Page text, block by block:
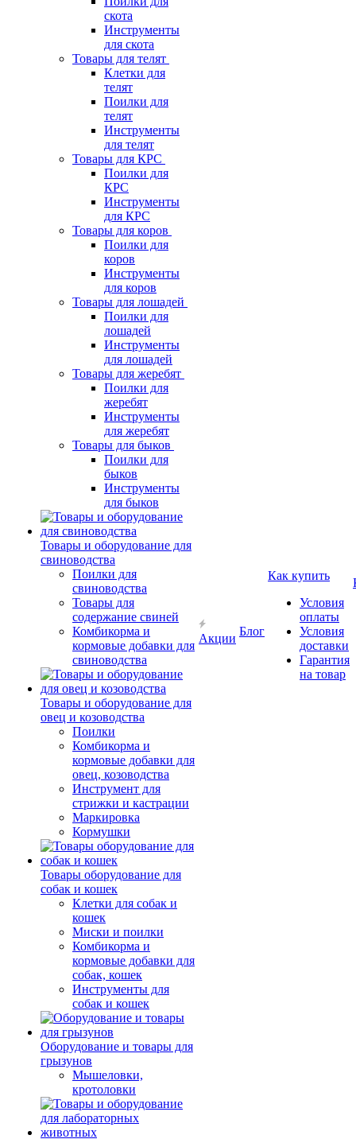
скота
Инструменты
для скота
Товары для телят
Клетки для
телят
Поилки для
телят
Инструменты
для телят
Товары для КРС
Поилки для
КРС
Инструменты
для КРС
Товары для коров
Поилки для
коров
Инструменты
для коров
Товары для лошадей
Поилки для
лошадей
Инструменты
для лошадей
Товары для жеребят
Поилки для
жеребят
Инструменты
для жеребят
Товары для быков
Поилки для
быков
Инструменты
для быков
Товары и оборудование для
свиноводства
Поилки для
свиноводства
Товары для
содержание свиней
Комбикорма и
кормовые добавки для
свиноводства
Товары и оборудование для
овец и козоводства
Поилки
Комбикорма и
кормовые добавки для
овец, козоводства
Инструмент для
стрижки и кастрации
Маркировка
Кормушки
Товары оборудование для
собак и кошек
Клетки для собак и
кошек
Миски и поилки
Комбикорма и
кормовые добавки для
собак, кошек
Инструменты для
собак и кошек
Оборудование и товары для
грызунов
Мышеловки,
кротоловки
Акции
Блог
Как купить
Условия
оплаты
Условия
доставки
Гарантия
на товар